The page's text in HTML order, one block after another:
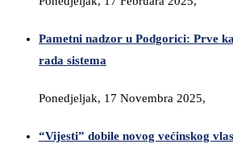
Pametni nadzor u Podgorici: Prve
rada sistema
Ponedjeljak, 17 Novembra 2025,
“Vijesti” dobile novog većinskog